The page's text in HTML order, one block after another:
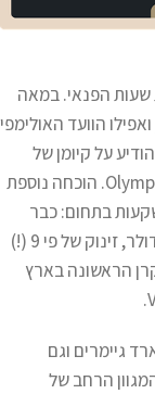
שעות הפנאי. במאה
הוועד האולימפי
– וכך למשל באפריל 2021 הוא הודיע על קיומן של
תחרויות eSports תחת הטייטל Olympic Virtual Series. הוכחה נוספת
בתחום: כבר
ב-2018 עמד היקף ההשקעות על כ-4.5 מיליארד דולר, זינוק של פי 9 (!)
2020 אף הוקמה הקרן הראשונה בארץ
יש ברחבי העולם כ-2.5 מיליארד גיימרים וגם
הרחב של